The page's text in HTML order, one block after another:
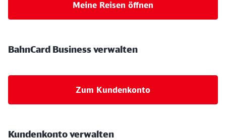
Meine Reisen öffnen
BahnCard Business verwalten
Zum Kundenkonto
Kundenkonto verwalten